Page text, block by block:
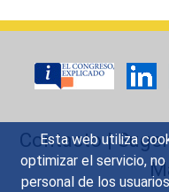
Esta web utiliza
optimizar el servicio,
personal de los
Contacto|